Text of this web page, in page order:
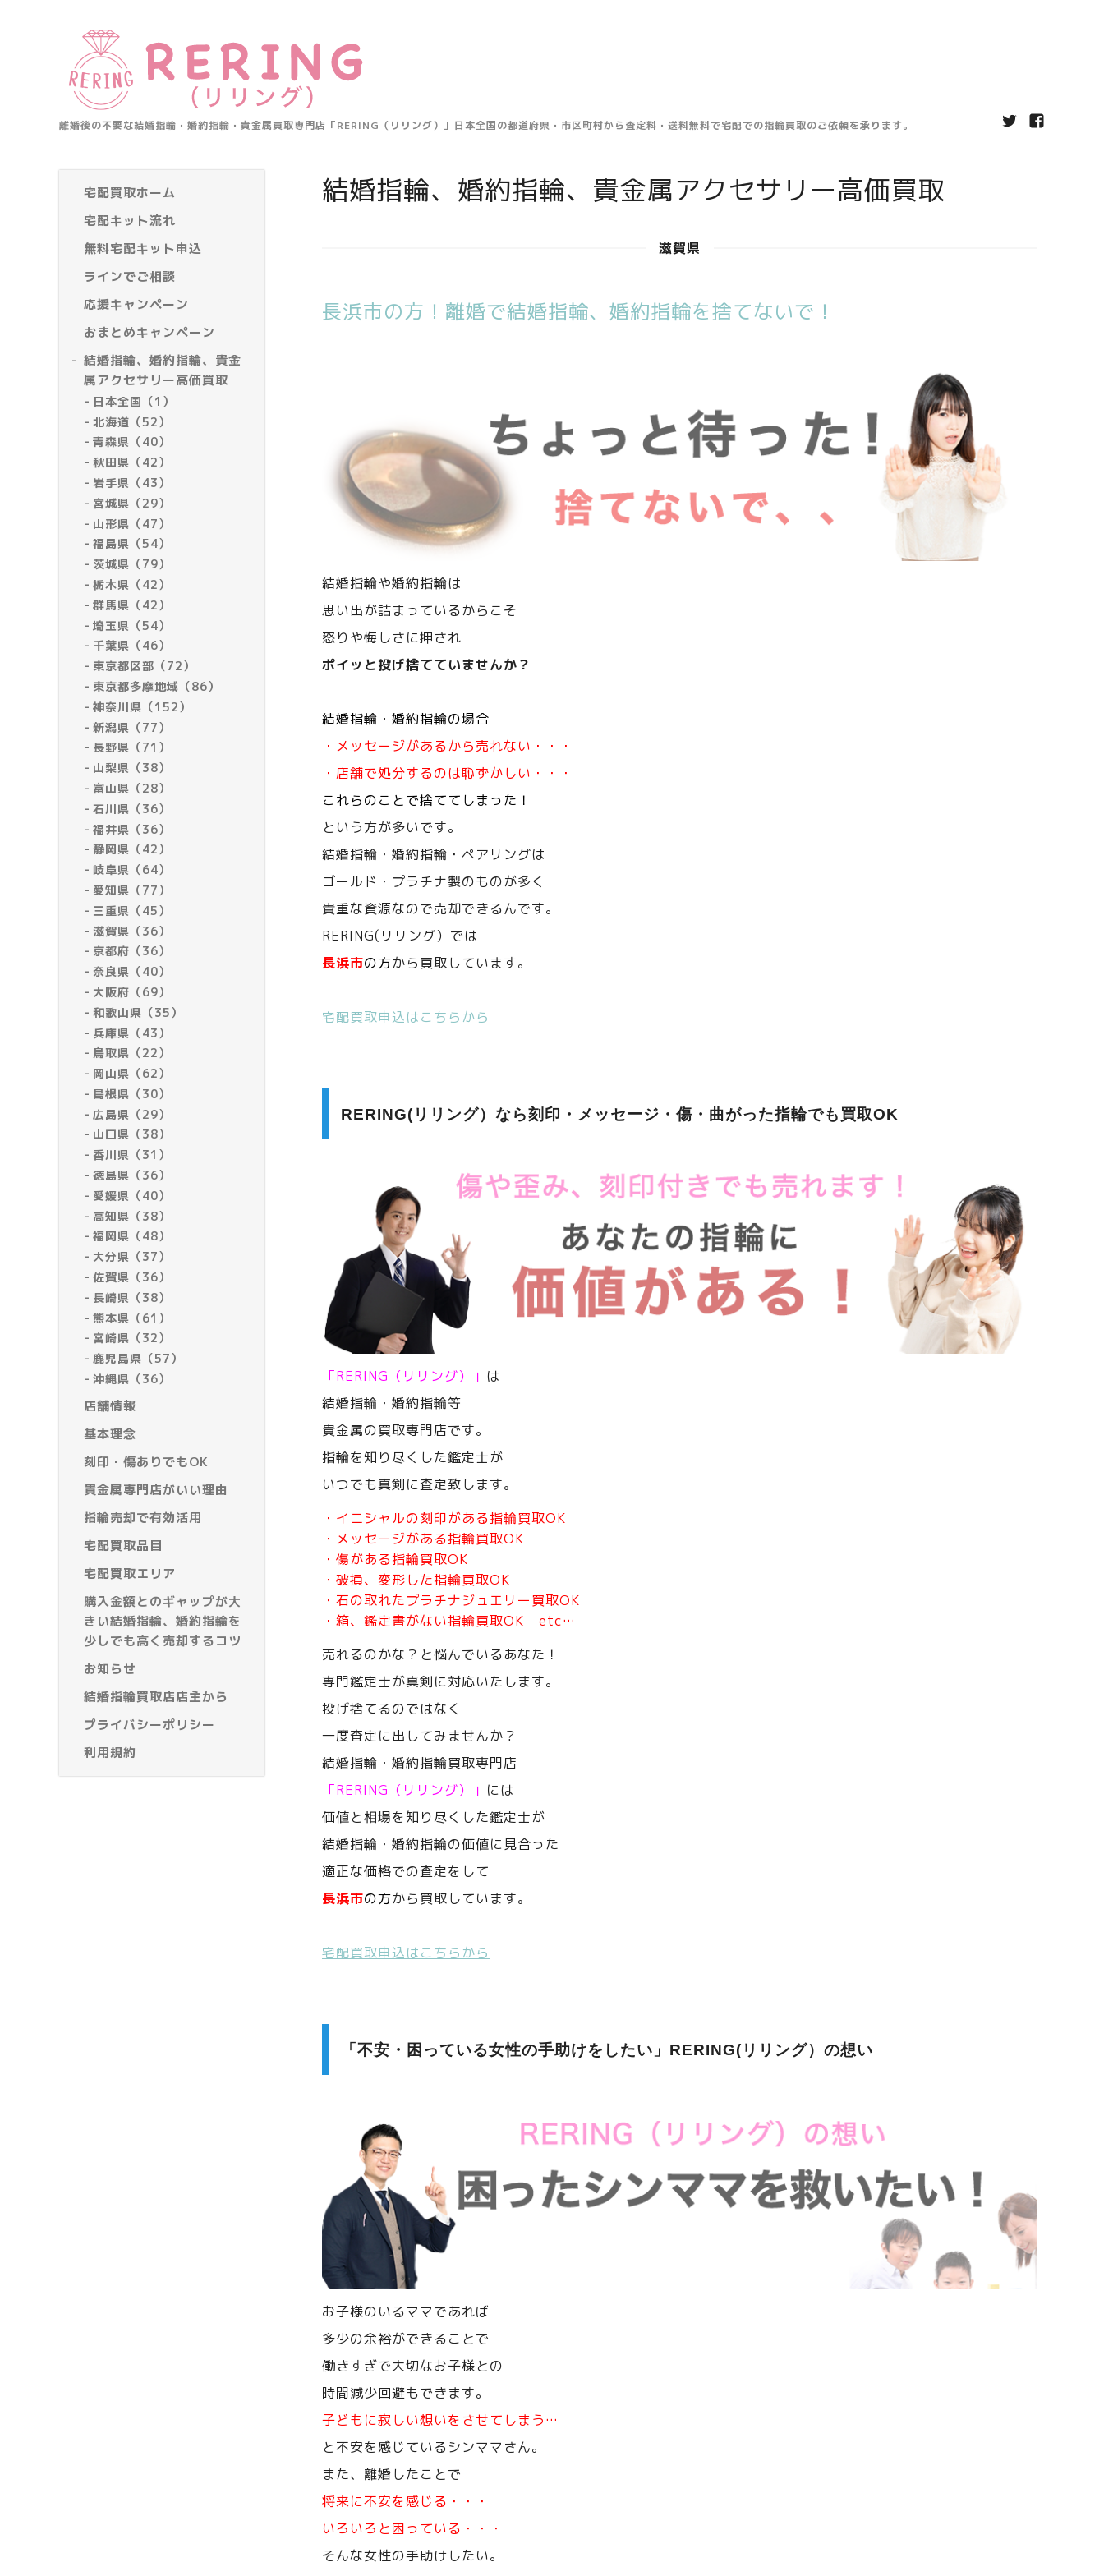
離婚後の不要な結婚指輪・婚約指輪・貴金属買取専門店「RERING（リリング）」日本全国の都道府県・市区町村から査定料・送料無料で宅配での指輪買取のご依頼を承ります。
宅配買取ホーム
宅配キット流れ
無料宅配キット申込
ラインでご相談
応援キャンペーン
おまとめキャンペーン
結婚指輪、婚約指輪、貴金
属アクセサリー高価買取
日本全国（1）
北海道（52）
青森県（40）
秋田県（42）
岩手県（43）
宮城県（29）
山形県（47）
福島県（54）
茨城県（79）
栃木県（42）
群馬県（42）
埼玉県（54）
千葉県（46）
東京都区部（72）
東京都多摩地域（86）
神奈川県（152）
新潟県（77）
長野県（71）
山梨県（38）
富山県（28）
石川県（36）
福井県（36）
静岡県（42）
岐阜県（64）
愛知県（77）
三重県（45）
滋賀県（36）
京都府（36）
奈良県（40）
大阪府（69）
和歌山県（35）
兵庫県（43）
鳥取県（22）
岡山県（62）
島根県（30）
広島県（29）
山口県（38）
香川県（31）
徳島県（36）
愛媛県（40）
高知県（38）
福岡県（48）
大分県（37）
佐賀県（36）
長崎県（38）
熊本県（61）
宮崎県（32）
鹿児島県（57）
沖縄県（36）
店舗情報
基本理念
刻印・傷ありでもOK
貴金属専門店がいい理由
指輪売却で有効活用
宅配買取品目
宅配買取エリア
購入金額とのギャップが大
きい結婚指輪、婚約指輪を
少しでも高く売却するコツ
お知らせ
結婚指輪買取店店主から
プライバシーポリシー
利用規約
結婚指輪、婚約指輪、貴金属アクセサリー高価買取
滋賀県
長浜市の方！離婚で結婚指輪、婚約指輪を捨てないで！
結婚指輪や婚約指輪は
思い出が詰まっているからこそ
怒りや悔しさに押され
ポイッと投げ捨てていませんか？
結婚指輪・婚約指輪の場合
・メッセージがあるから売れない・・・
・店舗で処分するのは恥ずかしい・・・
これらのことで捨ててしまった！
という方が多いです。
結婚指輪・婚約指輪・ペアリングは
ゴールド・プラチナ製のものが多く
貴重な資源なので売却できるんです。
RERING(リリング）では
長浜市の方から買取しています。
宅配買取申込はこちらから
RERING(リリング）なら刻印・メッセージ・傷・曲がった指輪でも買取OK
「RERING（リリング）」 は
結婚指輪・婚約指輪等
貴金属の買取専門店です。
指輪を知り尽くした鑑定士が
いつでも真剣に査定致します。
・イニシャルの刻印がある指輪買取OK
・メッセージがある指輪買取OK
・傷がある指輪買取OK
・破損、変形した指輪買取OK
・石の取れたプラチナジュエリー買取OK
・箱、鑑定書がない指輪買取OK etc…
売れるのかな？と悩んでいるあなた！
専門鑑定士が真剣に対応いたします。
投げ捨てるのではなく
一度査定に出してみませんか？
結婚指輪・婚約指輪買取専門店
「RERING（リリング）」 には
価値と相場を知り尽くした鑑定士が
結婚指輪・婚約指輪の価値に見合った
適正な価格での査定をして
長浜市の方から買取しています。
宅配買取申込はこちらから
「不安・困っている女性の手助けをしたい」RERING(リリング）の想い
お子様のいるママであれば
多少の余裕ができることで
働きすぎで大切なお子様との
時間減少回避もできます。
子どもに寂しい想いをさせてしまう…
と不安を感じているシンママさん。
また、離婚したことで
将来に不安を感じる・・・
いろいろと困っている・・・
そんな女性の手助けしたい。